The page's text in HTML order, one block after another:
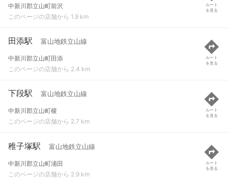
中新川郡立山町前沢
このページの店舗から 1.9 km
ルート
を見る
田添駅 富山地鉄立山線
中新川郡立山町田添
このページの店舗から 2.4 km
ルート
を見る
下段駅 富山地鉄立山線
中新川郡立山町榎
このページの店舗から 2.7 km
ルート
を見る
稚子塚駅 富山地鉄立山線
中新川郡立山町浦田
このページの店舗から 2.9 km
ルート
を見る